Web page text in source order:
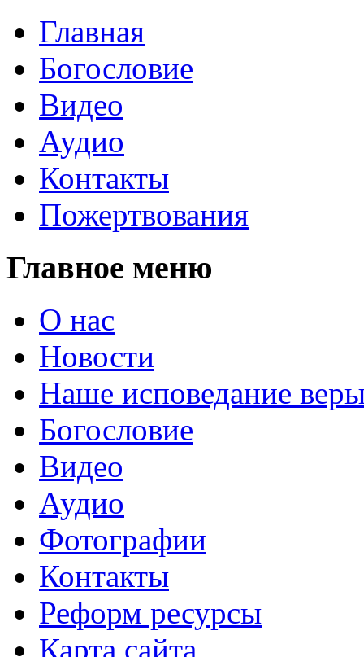
Главная
Богословие
Видео
Аудио
Контакты
Пожертвования
Главное меню
О нас
Новости
Наше исповедание
Богословие
Видео
Аудио
Фотографии
Контакты
Реформ ресурсы
Карта сайта